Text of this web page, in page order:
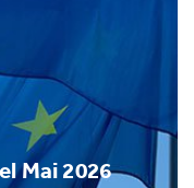
Mai 2026